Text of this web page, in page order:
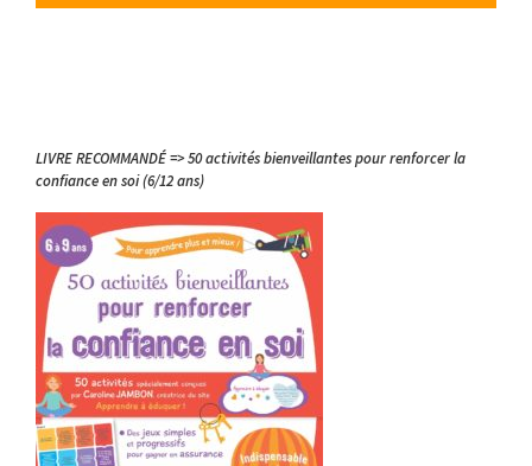
LIVRE RECOMMANDÉ => 50 activités bienveillantes pour renforcer la
confiance en soi (6/12 ans)